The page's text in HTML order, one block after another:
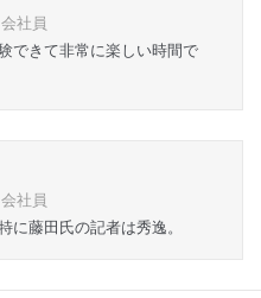
社員
できて非常に楽しい時間で
社員
に藤田氏の記者は秀逸。